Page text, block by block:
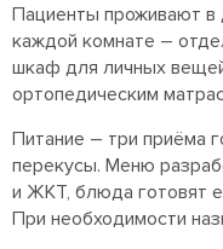
Пациенты проживают в
каждой комнате –
шкаф для личных
ортопедическим
Питание – три приёма
перекусы. Меню
и ЖКТ, блюда готовят
При необходимости